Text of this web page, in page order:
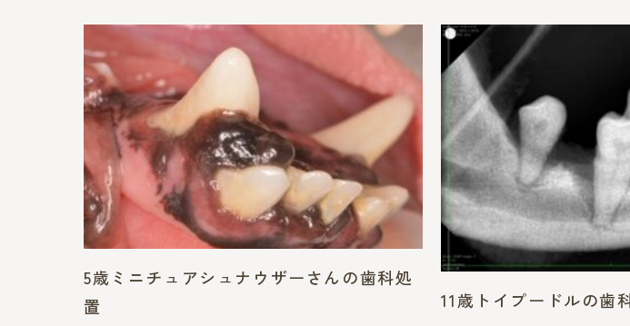
5歳ミニチュアシュナウザーさんの歯科処
置
11歳トイプードルの歯